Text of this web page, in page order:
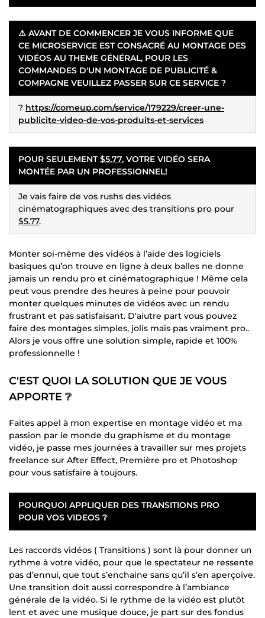
⚠️ AVANT DE COMMENCER JE VOUS INFORME QUE
CE MICROSERVICE EST CONSACRÉ AU MONTAGE DES
VIDÉOS AU THEME GÉNÉRAL, POUR LES
COMMANDES D'UN MONTAGE DE PUBLICITÉ &
COMPAGNE VEUILLEZ PASSER SUR CE SERVICE ?
? https://comeup.com/service/179229/creer-une-
publicite-video-de-vos-produits-et-services
POUR SEULEMENT$5.77, VOTRE VIDÉO SERA
MONTÉE PAR UN PROFESSIONNEL!
Je vais faire de vos rushs des vidéos
cinématographiques avec des transitions pro pour
$5.77.
Monter soi-même des vidéos à l’aide des logiciels
basiques qu’on trouve en ligne à deux balles ne donne
jamais un rendu pro et cinématographique ! Même cela
peut vous prendre des heures à peine pour pouvoir
monter quelques minutes de vidéos avec un rendu
frustrant et pas satisfaisant. D'aiutre part vous pouvez
faire des montages simples, jolis mais pas vraiment pro..
Alors je vous offre une solution simple, rapide et 100%
professionnelle !
C'EST QUOI LA SOLUTION QUE JE VOUS
APPORTE ❔
Faites appel à mon expertise en montage vidéo et ma
passion par le monde du graphisme et du montage
vidéo, je passe mes journées à travailler sur mes projets
freelance sur After Effect, Première pro et Photoshop
pour vous satisfaire à toujours.
POURQUOI APPLIQUER DES TRANSITIONS PRO
POUR VOS VIDEOS ❔
Les raccords vidéos ( Transitions ) sont là pour donner un
rythme à votre vidéo, pour que le spectateur ne ressente
pas d’ennui, que tout s’enchaine sans qu’il s’en aperçoive.
Une transition doit aussi correspondre à l’ambiance
générale de la vidéo. Si le rythme de la vidéo est plutôt
lent et avec une musique douce, je part sur des fondus